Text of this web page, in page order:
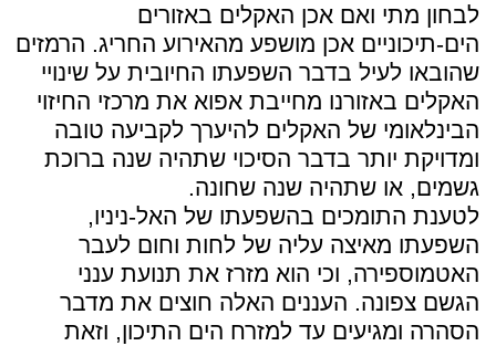
לבחון מתי ואם אכן האקלים באזורים
הים-תיכוניים אכן מושפע מהאירוע החריג. הרמזים
שהובאו לעיל בדבר השפעתו החיובית על שינויי
האקלים באזורנו מחייבת אפוא את מרכזי החיזוי
הבינלאומי של האקלים להיערך לקביעה טובה
ומדויקת יותר בדבר הסיכוי שתהיה שנה ברוכת
גשמים, או שתהיה שנה שחונה.
לטענת התומכים בהשפעתו של האל-ניניו,
השפעתו מאיצה עליה של לחות וחום לעבר
האטמוספירה, וכי הוא מזרז את תנועת ענני
הגשם צפונה. העננים האלה חוצים את מדבר
הסהרה ומגיעים עד למזרח הים התיכון, וזאת